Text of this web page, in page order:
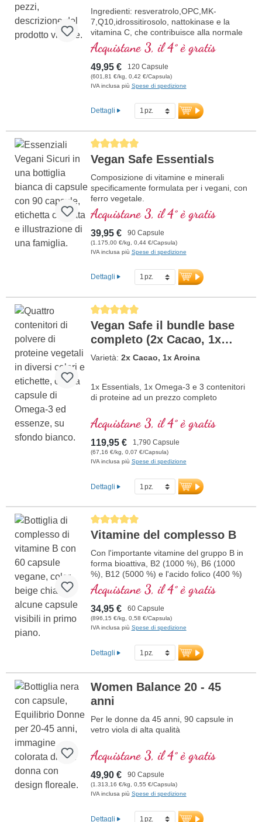
Ingredienti: resveratrolo,OPC,MK-
7,Q10,idrossitirosolo, nattokinase e la
vitamina C, che contribuisce alla normale
formazione del collagene per la normale
funzione dei vasi sanguigni. Le vitamine
del gruppo B sono presenti in forma
bioattiva.
Acquistane 3, il 4° è gratis
49,95 € 120 Capsule
(601,81 €/kg, 0,42 €/Capsula)
IVA inclusa più Spese di spedizione
Dettagli
Average rating of 5 out of 5 stars
Vegan Safe Essentials
Composizione di vitamine e minerali
specificamente formulata per i vegani, con
ferro vegetale.
Acquistane 3, il 4° è gratis
39,95 € 90 Capsule
(1.175,00 €/kg, 0,44 €/Capsula)
IVA inclusa più Spese di spedizione
Dettagli
Average rating of 5 out of 5 stars
Vegan Safe il bundle base
completo (2x Cacao, 1x
Aronia)
Varietà: 2x Cacao, 1x Aroina
1x Essentials, 1x Omega-3 e 3 contenitori
di proteine ad un prezzo completo
Acquistane 3, il 4° è gratis
119,95 € 1,790 Capsule
(67,16 €/kg, 0,07 €/Capsula)
IVA inclusa più Spese di spedizione
Dettagli
Average rating of 5 out of 5 stars
Vitamine del complesso B
Con l'importante vitamine del gruppo B in
forma bioattiva, B2 (1000 %), B6 (1000
%), B12 (5000 %) e l'acido folico (400 %)
e tutti gli altri vitamine-B. Con
metilcobalamina e adenosil cobalamina.
Acquistane 3, il 4° è gratis
34,95 € 60 Capsule
(896,15 €/kg, 0,58 €/Capsula)
IVA inclusa più Spese di spedizione
Dettagli
Women Balance 20 - 45
anni
Per le donne da 45 anni, 90 capsule in
vetro viola di alta qualità
Acquistane 3, il 4° è gratis
49,90 € 90 Capsule
(1.313,16 €/kg, 0,55 €/Capsula)
IVA inclusa più Spese di spedizione
Dettagli